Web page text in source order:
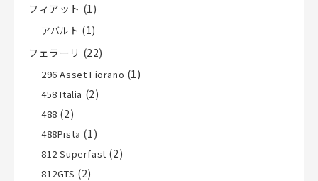
フィアット (1)
アバルト (1)
フェラーリ (22)
296 Asset Fiorano (1)
458 Italia (2)
488 (2)
488Pista (1)
812 Superfast (2)
812GTS (2)